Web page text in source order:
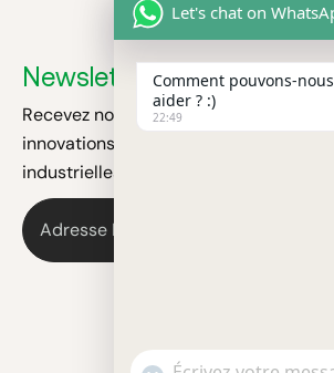
Newsletter
Recevez nos dernières actualités,
innovations sur les filets antichute et
industrielles.
Let's chat on
Comment pouvons-
aider ? :)
22:49